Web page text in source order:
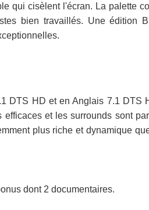
qui cisèlent l'écran. La palette
bien travaillés. Une édition
DTS HD et en Anglais 7.1 DTS
et les surrounds sont
plus riche et dynamique
dont 2 documentaires.